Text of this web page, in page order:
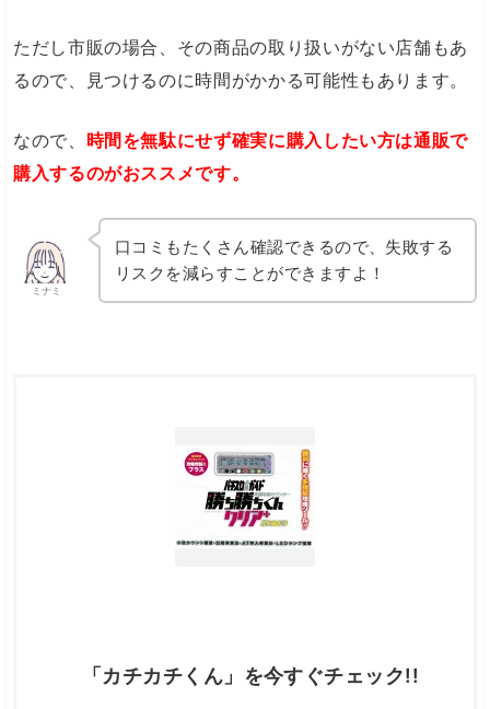
ただし市販の場合、その商品の取り扱いがない店舗もあ
るので、見つけるのに時間がかかる可能性もあります。
なので、 時間を無駄にせず確実に購入したい方は通販で
購入するのがおススメです。
ミナミ
口コミもたくさん確認できるので、失敗する
リスクを減らすことができますよ！
「カチカチくん」を今すぐチェック!!